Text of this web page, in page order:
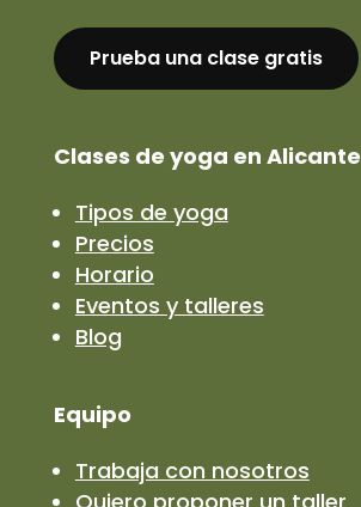
Prueba una clase gratis
Clases de yoga en Alicante
Tipos de yoga
Precios
Horario
Eventos y talleres
Blog
Equipo
Trabaja con nosotros